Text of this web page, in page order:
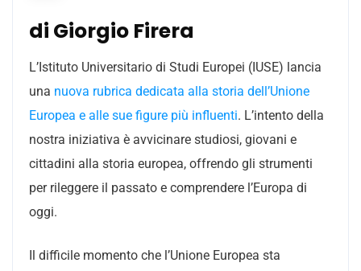
di Giorgio Firera
L’Istituto Universitario di Studi Europei (IUSE) lancia
una nuova rubrica dedicata alla storia dell’Unione
Europea e alle sue figure più influenti. L’intento della
nostra iniziativa è avvicinare studiosi, giovani e
cittadini alla storia europea, offrendo gli strumenti
per rileggere il passato e comprendere l’Europa di
oggi.
Il difficile momento che l’Unione Europea sta